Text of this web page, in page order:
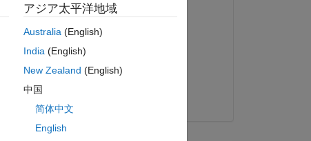
質問済み:
2021 年 7 月 29 日
コメント済み:
アジア太平洋地域
Australia(English)
India(English)
New Zealand (English)
中国
简体中文
English